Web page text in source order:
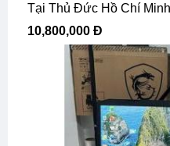
Tại Thủ Đức Hồ Chí Minh
10,800,000 Đ